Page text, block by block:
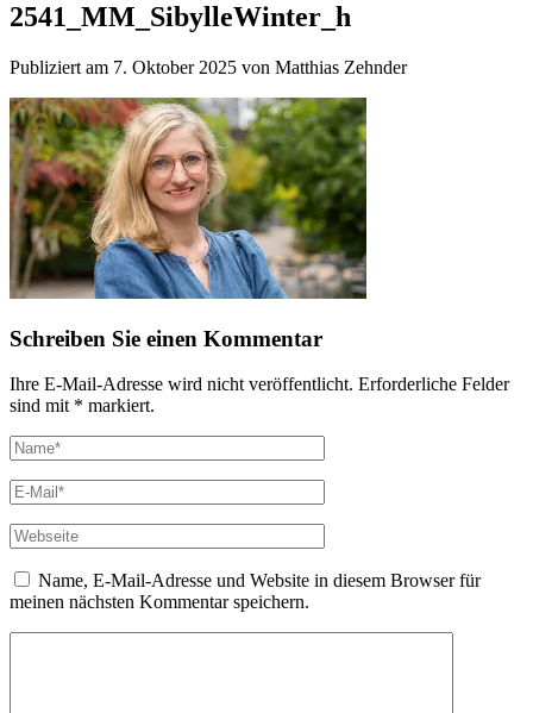
2541_MM_SibylleWinter_h
Publiziert am 7. Oktober 2025 von Matthias Zehnder
Schreiben Sie einen Kommentar
Ihre E-Mail-Adresse wird nicht veröffentlicht. Erforderliche Felder
sind mit * markiert.
Name, E-Mail-Adresse und Website in diesem Browser für
meinen nächsten Kommentar speichern.